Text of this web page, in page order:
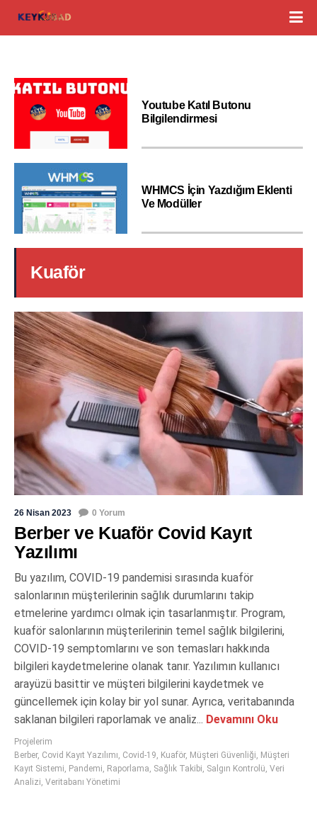
Youtube Katıl Butonu
Bilgilendirmesi
WHMCS İçin Yazdığım Eklenti
Ve Modüller
Kuaför
26 Nisan 2023 0 Yorum
Berber ve Kuaför Covid Kayıt
Yazılımı
Bu yazılım, COVID-19 pandemisi sırasında kuaför
salonlarının müşterilerinin sağlık durumlarını takip
etmelerine yardımcı olmak için tasarlanmıştır. Program,
kuaför salonlarının müşterilerinin temel sağlık bilgilerini,
COVID-19 semptomlarını ve son temasları hakkında
bilgileri kaydetmelerine olanak tanır. Yazılımın kullanıcı
arayüzü basittir ve müşteri bilgilerini kaydetmek ve
güncellemek için kolay bir yol sunar. Ayrıca, veritabanında
saklanan bilgileri raporlamak ve analiz... Devamını Oku
Projelerim
Berber, Covid Kayıt Yazılımı Covid-19 Kuaför, Müşteri Güvenliği Müşteri
Kayıt Sistemi Pandemi Raporlama Sağlık Takibi Salgın Kontrolü Veri
Analizi Veritabanı Yönetimi